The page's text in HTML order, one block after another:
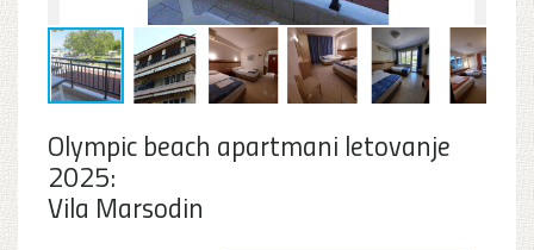
Olympic beach apartmani letovanje
2025:
Vila Marsodin